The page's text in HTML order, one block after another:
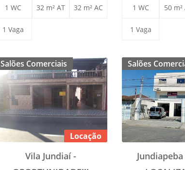
1 WC 32 m² AT 32 m² AC
1 Vaga
1 WC 50 m²
1 Vaga
Salões Comerciais
Locação
Vila Jundiaí -
Salões